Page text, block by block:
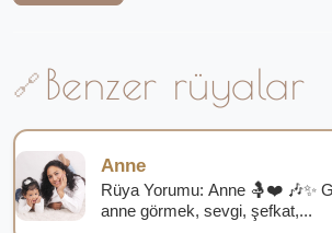
Benzer rüyalar
Anne
Rüya Yorumu: Anne 🤱❤️ 🎶✨
anne görmek, sevgi, şefkat,...